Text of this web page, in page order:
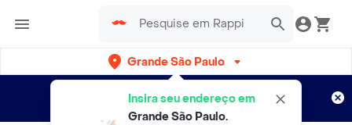
Grande São Paulo
Insira seu endereço em
Grande São Paulo.
Entregas grátis por 15 dias!
Aplicam T&C